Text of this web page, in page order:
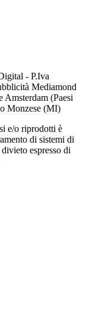
- P.Iva
Mediamond
(Paesi
Monzese (MI)
e/o riprodotti è
di sistemi di
espresso di